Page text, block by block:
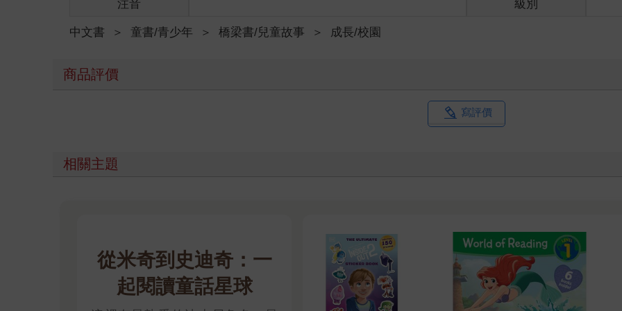
注音 級別
中文書 ＞ 童書/青少年 ＞ 橋梁書/兒童故事 ＞ 成長/校園
商品評價
寫評價
相關主題
從米奇到史迪奇：一
起閱讀童話星球